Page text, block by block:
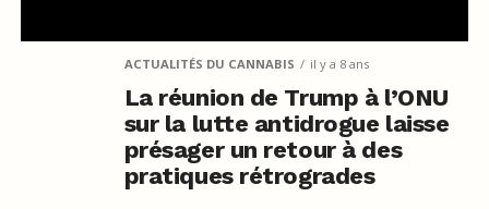
ACTUALITÉS DU CANNABIS il y a 8 ans
La réunion de Trump à l’ONU
sur la lutte antidrogue laisse
présager un retour à des
pratiques rétrogrades